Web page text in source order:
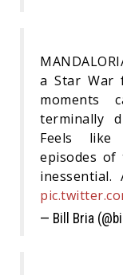
a Star War
moments
terminally
Feels like
episodes
— Bill Bria